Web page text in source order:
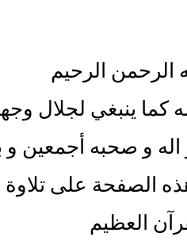
الرحمن الرحيم
كما ينبغي لجلال
اله و صحبه أجمعين و
الصفحة على
العظيم